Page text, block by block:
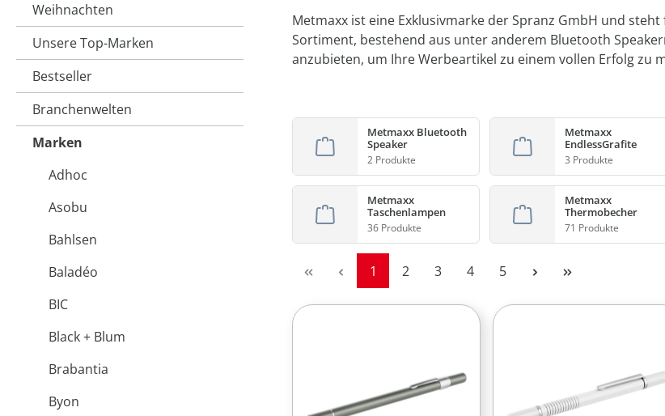
Metmaxx ist eine Exklusivmarke der Spranz GmbH und
Sortiment, bestehend aus unter anderem Bluetooth
anzubieten, um Ihre Werbeartikel zu einem vollen Erfolg zu
Metmaxx Bluetooth
Speaker
2 Produkte
Metmaxx
EndlessGrafite
3 Produkte
Metmaxx
Taschenlampen
36 Produkte
Metmaxx
Thermobecher
71 Produkte
Seite
1 Seite
2 Seite
3 Seite
4 Seite
5
Weihnachten
Unsere Top-Marken
Bestseller
Branchenwelten
Marken
Adhoc
Asobu
Bahlsen
Baladéo
BIC
Black + Blum
Brabantia
Byon